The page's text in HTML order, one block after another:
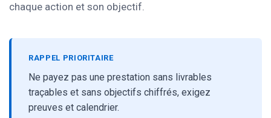
chaque action et son objectif.
RAPPEL PRIORITAIRE
Ne payez pas une prestation sans livrables
traçables et sans objectifs chiffrés, exigez
preuves et calendrier.